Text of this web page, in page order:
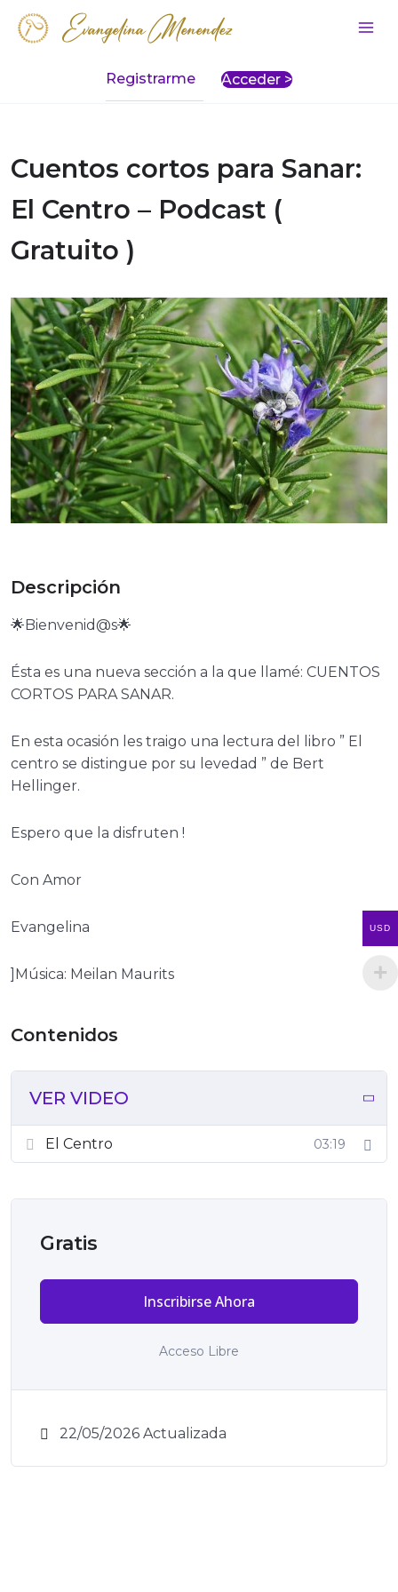
Evangelina Menendez
Registrarme Acceder >
Cuentos cortos para Sanar:
El Centro – Podcast (
Gratuito )
Descripción
🌟Bienvenid@s🌟
Ésta es una nueva sección a la que llamé: CUENTOS
CORTOS PARA SANAR.
En esta ocasión les traigo una lectura del libro ” El
centro se distingue por su levedad ” de Bert
Hellinger.
Espero que la disfruten !
Con Amor
Evangelina
]Música: Meilan Maurits
VER VIDEO
El Centro 03:19
Gratis
Inscribirse Ahora
Acceso Libre
22/05/2026 Actualizada
USD